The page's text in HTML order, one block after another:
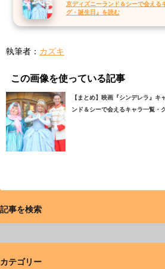
京ディズニーランド＆シーで会える
グ・誕生日』を読む
執筆者： カズキ
この画像を使っている記事
【まとめ】映画『シンデレラ』
ンド＆シーで会えるキャラ一覧・
記事を検索
カテゴリー